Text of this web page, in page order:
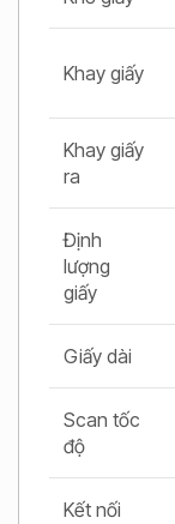
Khay giấy
Khay giấy
ra
Định
lượng
giấy
Giấy dài
Scan tốc
độ
Kết nối